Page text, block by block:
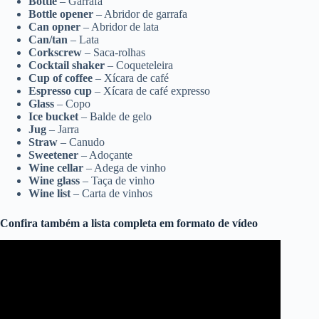
Bottle opener – Abridor de garrafa
Can opner – Abridor de lata
Can/tan – Lata
Corkscrew – Saca-rolhas
Cocktail shaker – Coqueteleira
Cup of coffee – Xícara de café
Espresso cup – Xícara de café expresso
Glass – Copo
Ice bucket – Balde de gelo
Jug – Jarra
Straw – Canudo
Sweetener – Adoçante
Wine cellar – Adega de vinho
Wine glass – Taça de vinho
Wine list – Carta de vinhos
Confira também a lista completa em formato de vídeo